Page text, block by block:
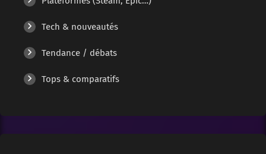
Tech & nouveautés
Tendance / débats
Tops & comparatifs